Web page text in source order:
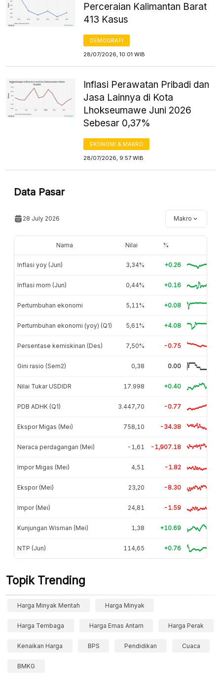
Perceraian Kalimantan Barat
413 Kasus
DEMOGRAFI
28/07/2026, 10:01 WIB
Inflasi Perawatan Pribadi dan
Jasa Lainnya di Kota
Lhokseumawe Juni 2026
Sebesar 0,37%
EKONOMI & MAKRO
28/07/2026, 9:57 WIB
Data Pasar
28 July 2026 Makro
Nama Nilai %
Inflasi yoy (Jun) 3,34% +0.26
Inflasi mom (Jun) 0,44% +0.16
Pertumbuhan ekonomi 5,11% +0.08
Pertumbuhan ekonomi (yoy) (Q1) 5,61% +4.08
Persentase kemiskinan (Des) 7,50% -0.75
Gini rasio (Sem2) 0,38 0.00
Nilai Tukar USDIDR 17.998 +0.40
PDB ADHK (Q1) 3.447,70 -0.77
Ekspor Migas (Mei) 758,10 -34.38
Neraca perdagangan (Mei) -1,61 -1,907.18
Impor Migas (Mei) 4,51 -1.82
Ekspor (Mei) 23,20 -8.30
Impor (Mei) 24,81 -1.59
Kunjungan Wisman (Mei) 1,38 +10.69
NTP (Jun) 114,65 +0.76
Topik Trending
Harga Minyak Mentah Harga Minyak
Harga Tembaga Harga Emas Antam Harga Perak
Kenaikan Harga BPS Pendidikan Cuaca
BMKG